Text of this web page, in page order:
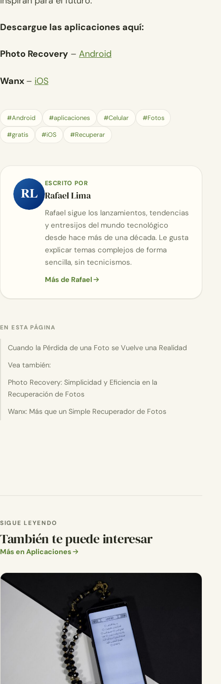
Descargue las aplicaciones aquí:
Photo Recovery – Android
Wanx – iOS
#Android #aplicaciones #Celular #Fotos
#gratis #iOS #Recuperar
RL
ESCRITO POR
Rafael Lima
Rafael sigue los lanzamientos, tendencias
y entresijos del mundo tecnológico
desde hace más de una década. Le gusta
explicar temas complejos de forma
sencilla, sin tecnicismos.
Más de Rafael
EN ESTA PÁGINA
Cuando la Pérdida de una Foto se Vuelve una Realidad
Vea también:
Photo Recovery: Simplicidad y Eficiencia en la
Recuperación de Fotos
Wanx: Más que un Simple Recuperador de Fotos
SIGUE LEYENDO
También te puede interesar
Más en Aplicaciones